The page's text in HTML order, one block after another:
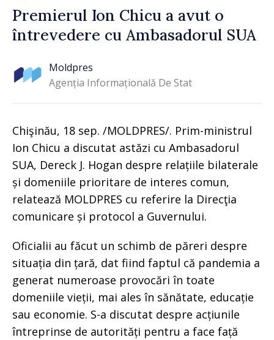
Premierul Ion Chicu a avut o
întrevedere cu Ambasadorul SUA
Moldpres
Agenția Informațională De Stat
Chişinău, 18 sep. /MOLDPRES/. Prim-ministrul
Ion Chicu a discutat astăzi cu Ambasadorul
SUA, Dereck J. Hogan despre relațiile bilaterale
și domeniile prioritare de interes comun,
relatează MOLDPRES cu referire la Direcţia
comunicare și protocol a Guvernului.
Oficialii au făcut un schimb de păreri despre
situația din țară, dat fiind faptul că pandemia a
generat numeroase provocări în toate
domeniile vieții, mai ales în sănătate, educație
sau economie. S-a discutat despre acțiunile
întreprinse de autorități pentru a face față